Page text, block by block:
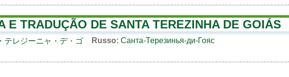
E TRADUÇÃO DE SANTA TEREZINHA DE GOIÁS
テレジーニャ・デ・ゴ Russo: Санта-Терезинья-ди-Гояс